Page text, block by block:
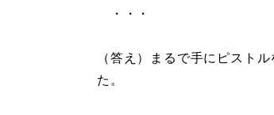
・・・
（答え）まるで手にピスト
た。